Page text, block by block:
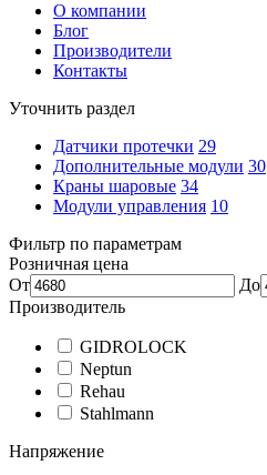
О компании
Блог
Производители
Контакты
Уточнить раздел
Датчики протечки 29
Дополнительные модули 30
Краны шаровые 34
Модули управления 10
Фильтр по параметрам
Розничная цена
От
До
Производитель
GIDROLOCK
Neptun
Rehau
Stahlmann
Напряжение